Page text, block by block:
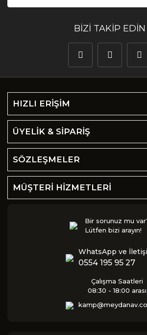
BİZİ TAKİP EDİN
HIZLI ERİŞİM
ÜYELİK & SİPARİŞ
SÖZLEŞMELER
MÜŞTERİ HİZMETLERİ
Bir sorunuz mu
Lütfen bizi arayın!
WhatsApp ve
0554 195 95 27
Çalışma Saatleri
08:30 - 18:00 arası